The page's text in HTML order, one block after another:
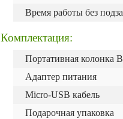
Время работы без
Комплектация:
Портативная колонка
Адаптер питания
Micro-USB кабель
Подарочная упаковка